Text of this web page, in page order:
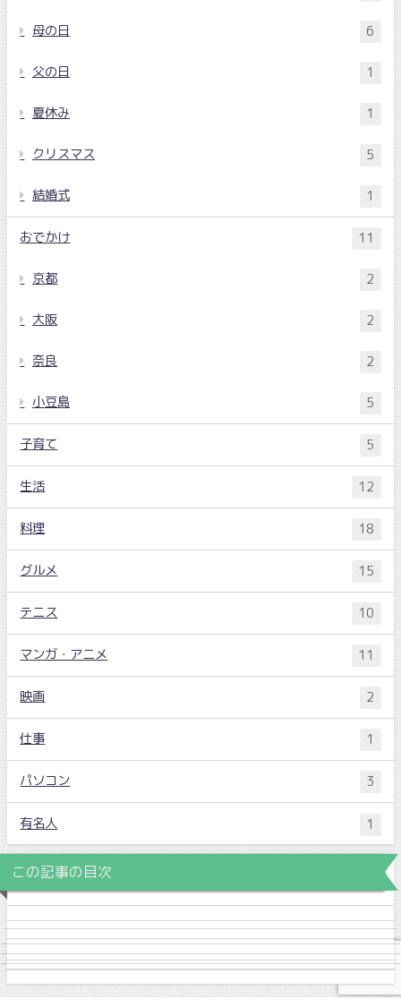
母の日 6
父の日 1
夏休み 1
クリスマス 5
結婚式 1
おでかけ 11
京都 2
大阪 2
奈良 2
小豆島 5
子育て 5
生活 12
料理 18
グルメ 15
テニス 10
マンガ・アニメ 11
映画 2
仕事 1
パソコン 3
有名人 1
この記事の目次